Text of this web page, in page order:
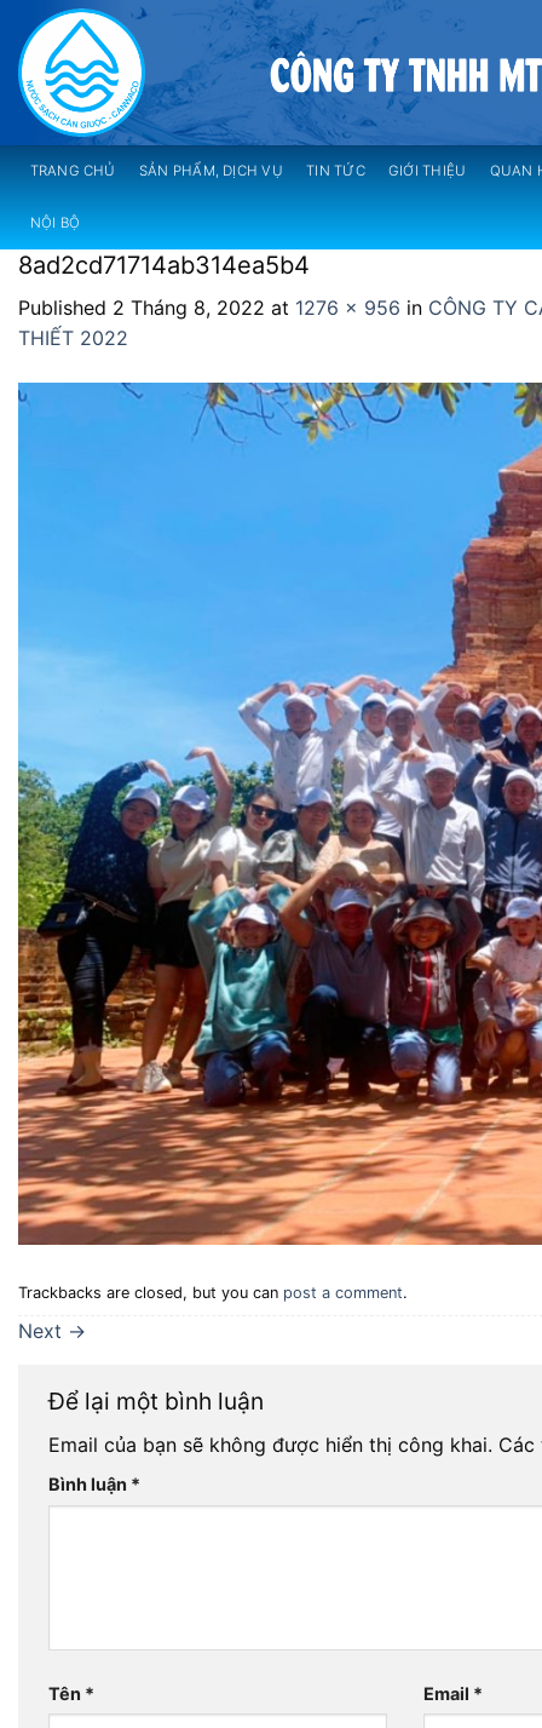
content
TRANG CHỦ SẢN PHẨM, DỊCH VỤ TIN TỨC GIỚI THIỆU QUAN
NỘI BỘ
8ad2cd71714ab314ea5b4
Published 2 Tháng 8, 2022 at 1276 × 956 in CÔNG TY
THIẾT 2022
Trackbacks are closed, but you can post a comment.
Next →
Để lại một bình luận
Email của bạn sẽ không được hiển thị công khai.
Bình luận *
Tên * Email *